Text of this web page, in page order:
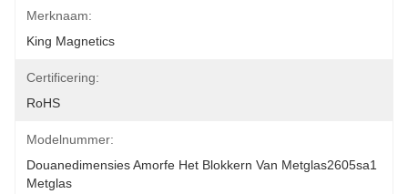
Merknaam:
King Magnetics
Certificering:
RoHS
Modelnummer:
Douanedimensies Amorfe Het Blokkern Van Metglas2605sa1
Metglas